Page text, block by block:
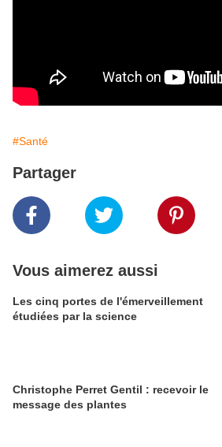
#Santé
Partager
Vous aimerez aussi
Les cinq portes de l'émerveillement
étudiées par la science
Christophe Perret Gentil : recevoir le
message des plantes